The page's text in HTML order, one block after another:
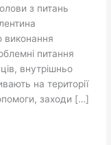
з питань
виконання
питання
внутрішньо
на території
заходи […]